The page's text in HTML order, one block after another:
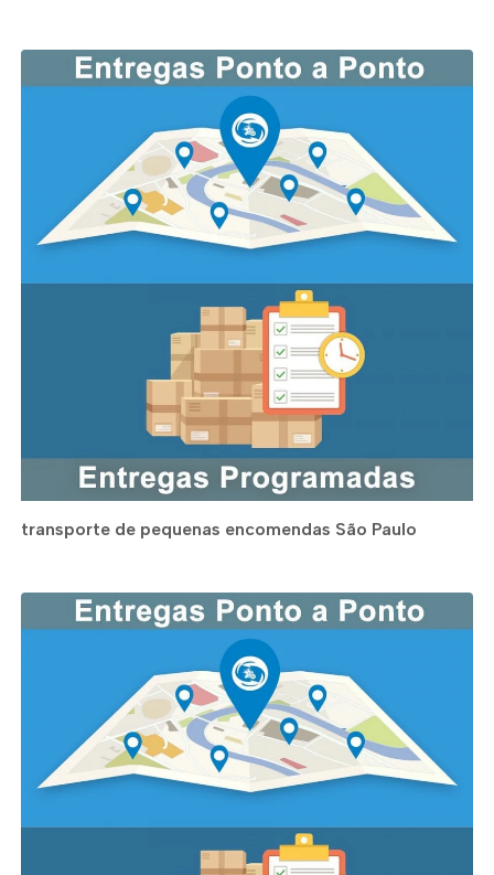
transporte de pequenas encomendas São Paulo